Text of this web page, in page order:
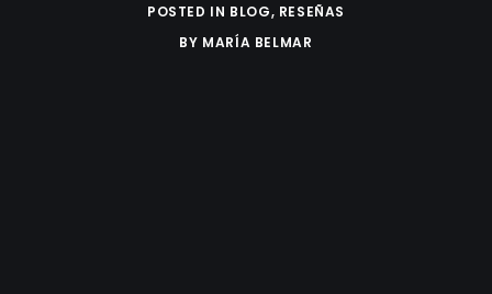
POSTED IN BLOG, RESEÑAS
BY MARÍA BELMAR